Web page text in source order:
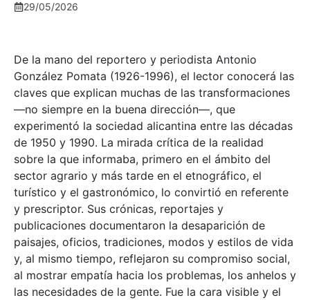
29/05/2026
De la mano del reportero y periodista Antonio
González Pomata (1926-1996), el lector conocerá las
claves que explican muchas de las transformaciones
—no siempre en la buena dirección—, que
experimentó la sociedad alicantina entre las décadas
de 1950 y 1990. La mirada crítica de la realidad
sobre la que informaba, primero en el ámbito del
sector agrario y más tarde en el etnográfico, el
turístico y el gastronómico, lo convirtió en referente
y prescriptor. Sus crónicas, reportajes y
publicaciones documentaron la desaparición de
paisajes, oficios, tradiciones, modos y estilos de vida
y, al mismo tiempo, reflejaron su compromiso social,
al mostrar empatía hacia los problemas, los anhelos y
las necesidades de la gente. Fue la cara visible y el